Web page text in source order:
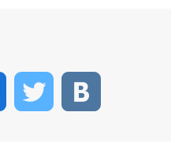
FacebookTwitter